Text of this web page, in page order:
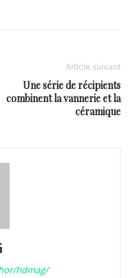
Article suivant
Une série de récipients
combinent la vannerie et la
céramique
hdmag/